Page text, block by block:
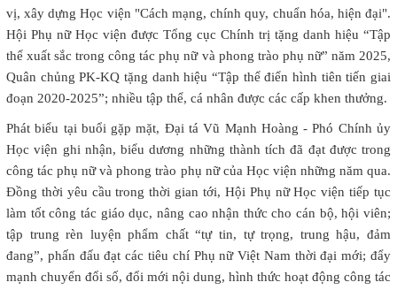
vị, xây dựng Học viện "Cách mạng, chính quy, chuẩn hóa, hiện đại".
Hội Phụ nữ Học viện được Tổng cục Chính trị tặng danh hiệu “Tập
thể xuất sắc trong công tác phụ nữ và phong trào phụ nữ” năm 2025,
Quân chủng PK-KQ tặng danh hiệu “Tập thể điển hình tiên tiến giai
đoạn 2020-2025”; nhiều tập thể, cá nhân được các cấp khen thưởng.
Phát biểu tại buổi gặp mặt, Đại tá Vũ Mạnh Hoàng - Phó Chính ủy
Học viện ghi nhận, biểu dương những thành tích đã đạt được trong
công tác phụ nữ và phong trào phụ nữ của Học viện những năm qua.
Đồng thời yêu cầu trong thời gian tới, Hội Phụ nữ Học viện tiếp tục
làm tốt công tác giáo dục, nâng cao nhận thức cho cán bộ, hội viên;
tập trung rèn luyện phẩm chất “tự tin, tự trọng, trung hậu, đảm
đang”, phấn đấu đạt các tiêu chí Phụ nữ Việt Nam thời đại mới; đẩy
mạnh chuyển đổi số, đổi mới nội dung, hình thức hoạt động công tác